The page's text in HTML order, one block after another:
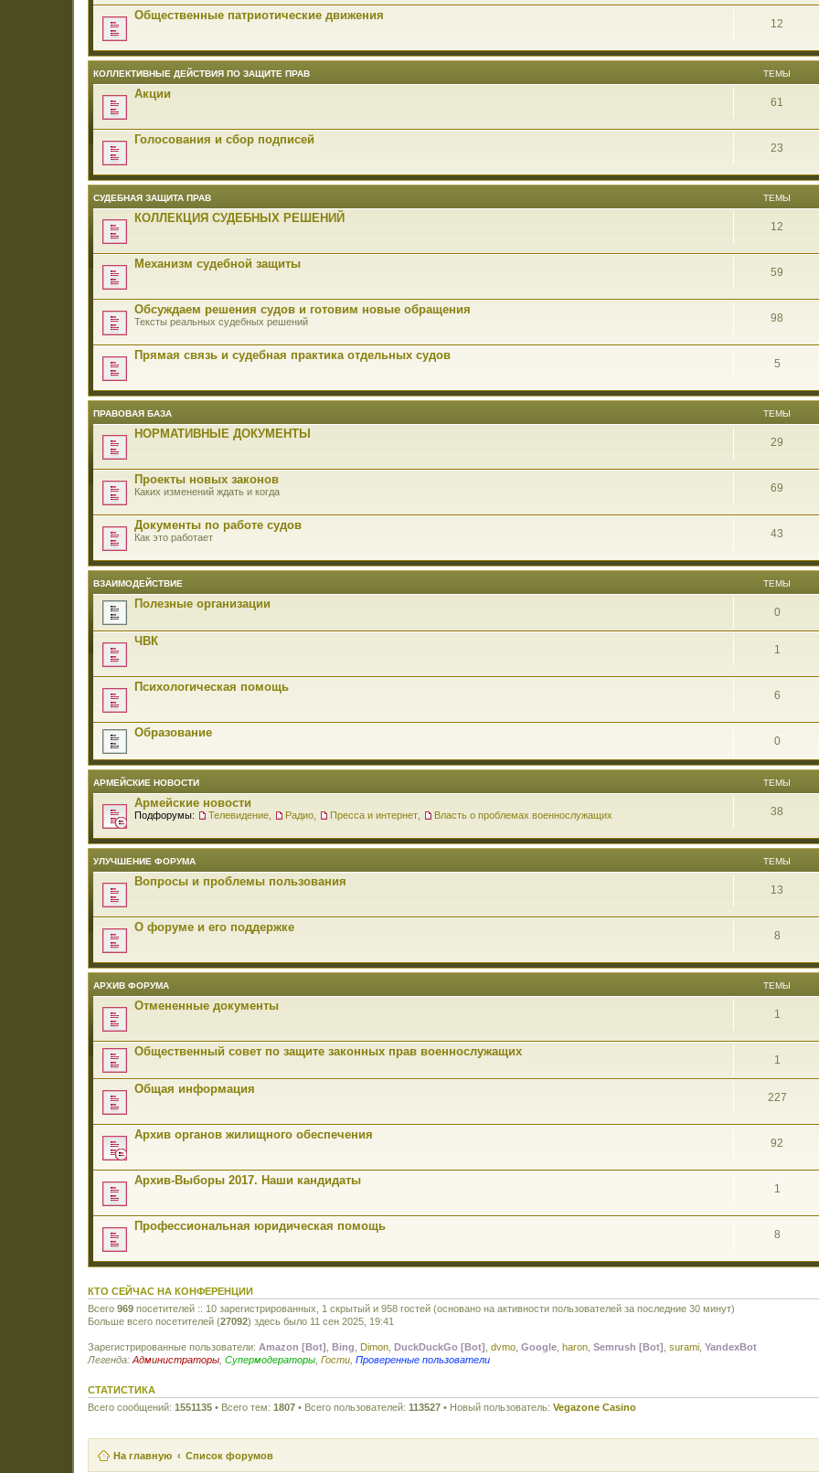
Общественные патриотические движения
12
КОЛЛЕКТИВНЫЕ ДЕЙСТВИЯ ПО ЗАЩИТЕ ПРАВ ТЕМЫ
Акции
61
Голосования и сбор подписей
23
СУДЕБНАЯ ЗАЩИТА ПРАВ ТЕМЫ
КОЛЛЕКЦИЯ СУДЕБНЫХ РЕШЕНИЙ
12
Механизм судебной защиты
59
Обсуждаем решения судов и готовим новые обращения
Тексты реальных судебных решений 98
Прямая связь и судебная практика отдельных судов
5
ПРАВОВАЯ БАЗА ТЕМЫ
НОРМАТИВНЫЕ ДОКУМЕНТЫ
29
Проекты новых законов
Каких изменений ждать и когда 69
Документы по работе судов
Как это работает 43
ВЗАИМОДЕЙСТВИЕ ТЕМЫ
Полезные организации
0
ЧВК
1
Психологическая помощь
6
Образование
0
АРМЕЙСКИЕ НОВОСТИ ТЕМЫ
Армейские новости
Подфорумы: Телевидение Радио Пресса и интернет Власть о проблемах военнослужащих 38
УЛУЧШЕНИЕ ФОРУМА ТЕМЫ
Вопросы и проблемы пользования
13
О форуме и его поддержке
8
АРХИВ ФОРУМА ТЕМЫ
Отмененные документы
1
Общественный совет по защите законных прав военнослужащих
1
Общая информация
227
Архив органов жилищного обеспечения
92
Архив-Выборы 2017. Наши кандидаты
1
Профессиональная юридическая помощь
8
КТО СЕЙЧАС НА КОНФЕРЕНЦИИ
Всего 969 посетителей :: 10 зарегистрированных, 1 скрытый и 958 гостей (основано на активности пользователей за последние 30 минут)
Больше всего посетителей (27092) здесь было 11 сен 2025, 19:41
Зарегистрированные пользователи: Amazon [Bot] Bing Dimon DuckDuckGo [Bot] dvmo Google haron Semrush [Bot] surami YandexBot
Легенда: Администраторы Супермодераторы Гости Проверенные пользователи
СТАТИСТИКА
Всего сообщений: 1551135 • Всего тем: 1807 • Всего пользователей: 113527 • Новый пользователь: Vegazone Casino
На главную Список форумов